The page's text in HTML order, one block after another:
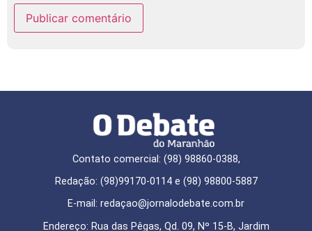
Contato comercial: (98) 98860-0388,
Redação: (98)99170-0114 e (98) 98800-5887
E-mail: redaçao@jornalodebate.com.br
Endereço: Rua das Pêgas, Qd. 09, Nº 15-B, Jardim